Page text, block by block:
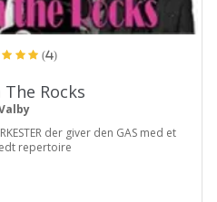
(4)
Rocks
der giver den GAS med et
repertoire